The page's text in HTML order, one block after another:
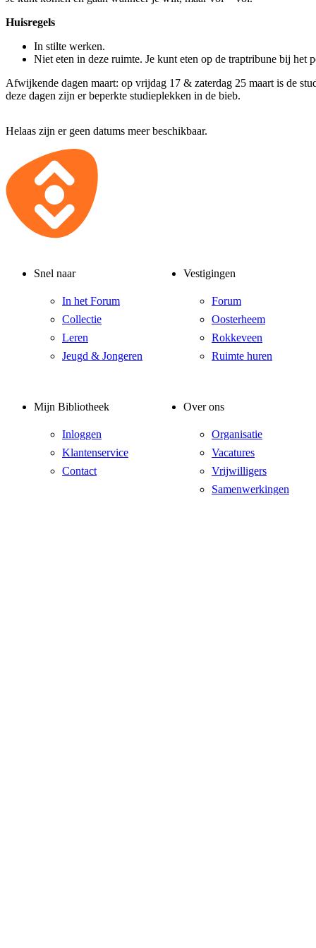
Huisregels
In stilte werken.
Niet eten in deze ruimte. Je kunt eten op de traptribune bij het
Afwijkende dagen maart: op vrijdag 17 & zaterdag 25 maart is de
deze dagen zijn er beperkte studieplekken in de bieb.
Helaas zijn er geen datums meer beschikbaar.
Snel naar
In het Forum
Collectie
Leren
Jeugd & Jongeren
Vestigingen
Forum
Oosterheem
Rokkeveen
Ruimte huren
Mijn Bibliotheek
Inloggen
Klantenservice
Contact
Over ons
Organisatie
Vacatures
Vrijwilligers
Samenwerkingen